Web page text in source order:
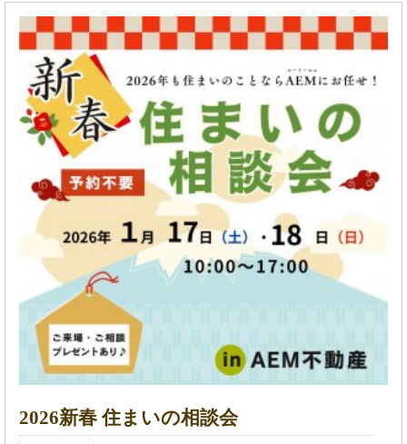
2026新春 住まいの相談会